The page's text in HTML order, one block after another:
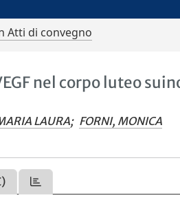
Atti di convegno
nel corpo luteo
LAURA; FORNI, MONICA